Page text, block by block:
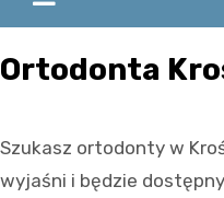
Ortodonta
Szukasz ortodonty w
wyjaśni i będzie